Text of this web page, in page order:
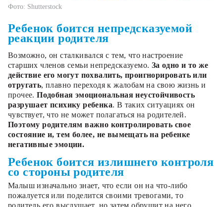
Фото: Shutterstock
Ребенок боится непредсказуемой
реакции родителя
Возможно, он сталкивался с тем, что настроение
старших членов семьи непредсказуемо. За одно и то же
действие его могут похвалить, проигнорировать или
отругать, плавно переходя к жалобам на свою жизнь и
прочее.Подобная эмоциональная неустойчивость
разрушает психику ребенка. В таких ситуациях он
чувствует, что не может полагаться на родителей.
Поэтому родителям важно контролировать свое
состояние и, тем более, не вымещать на ребенке
негативные эмоции.
Ребенок боится излишнего контроля
со стороны родителя
Малыш изначально знает, что если он на что-либо
пожалуется или поделится своими тревогами, то